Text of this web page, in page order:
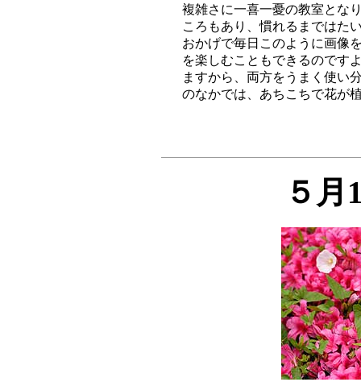
複雑さに一喜一憂の教室とな
ころもあり、慣れるまではた
おかげで毎日このように画像
を楽しむこともできるのです
ますから、両方をうまく使い
５月